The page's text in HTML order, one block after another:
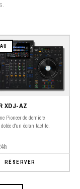
XDJ-AZ
Pioneer de dernière
d'un écran tactile.
RÉSERVER